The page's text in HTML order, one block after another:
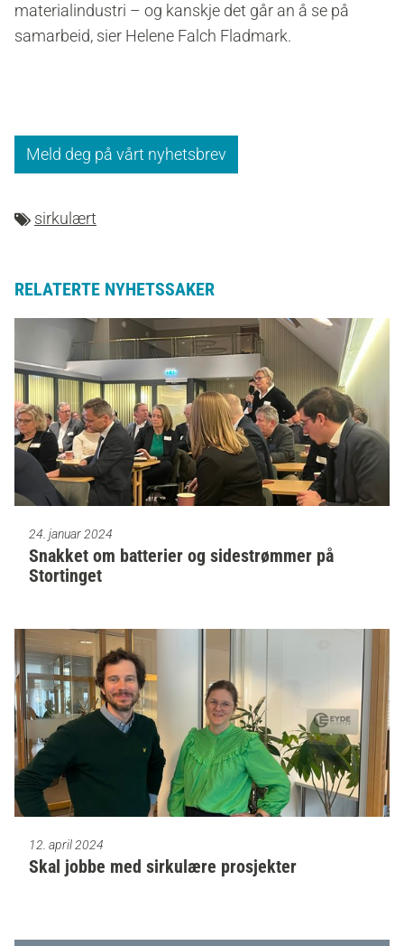
materialindustri – og kanskje det går an å se på
samarbeid, sier Helene Falch Fladmark.
Meld deg på vårt nyhetsbrev
sirkulært
RELATERTE NYHETSSAKER
24. januar 2024
Snakket om batterier og sidestrømmer på
Stortinget
12. april 2024
Skal jobbe med sirkulære prosjekter